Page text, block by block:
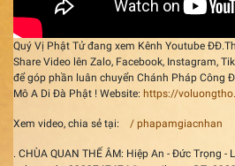
Quý Vị Phật Tử đang xem Kênh Youtube
Share Video lên Zalo, Facebook, Instagram,
để góp phần luân chuyển Chánh Pháp Công
Mô A Di Đà Phật ! Website: https://
Xem video, chia sẻ tại: / phapamgiacnhan
. CHÙA QUAN THẾ ÂM: Hiệp An - Đức Trọng